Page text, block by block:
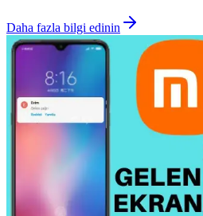
Daha fazla bilgi edinin